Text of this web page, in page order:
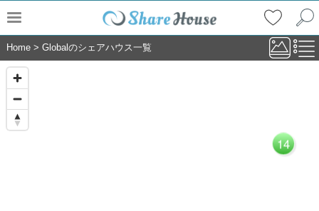
Home > Globalのシェアハウス一覧
14